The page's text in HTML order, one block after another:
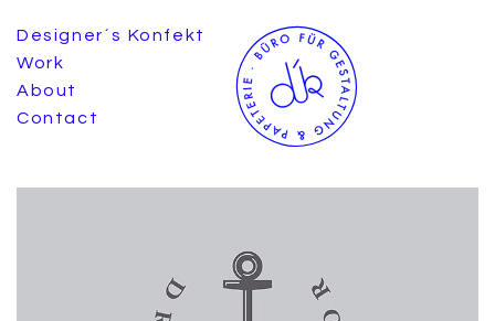
Designer´s Konfekt
Work
About
Contact